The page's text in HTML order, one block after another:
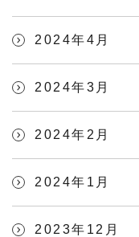
2024年4月
2024年3月
2024年2月
2024年1月
2023年12月